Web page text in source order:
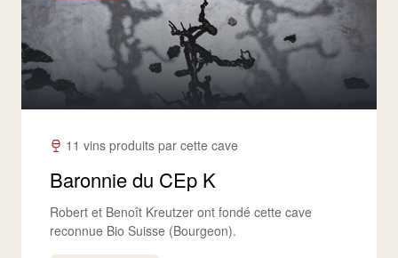
11 vins produits par cette cave
Baronnie du CEp K
Robert et Benoît Kreutzer ont fondé cette cave
reconnue Bio Suisse (Bourgeon).